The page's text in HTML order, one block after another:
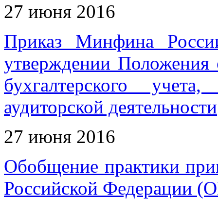
27 июня 2016
Приказ Минфина
утверждении Положения
бухгалтерского
аудиторской деятельности
27 июня 2016
Обобщение практики
Российской Федерации